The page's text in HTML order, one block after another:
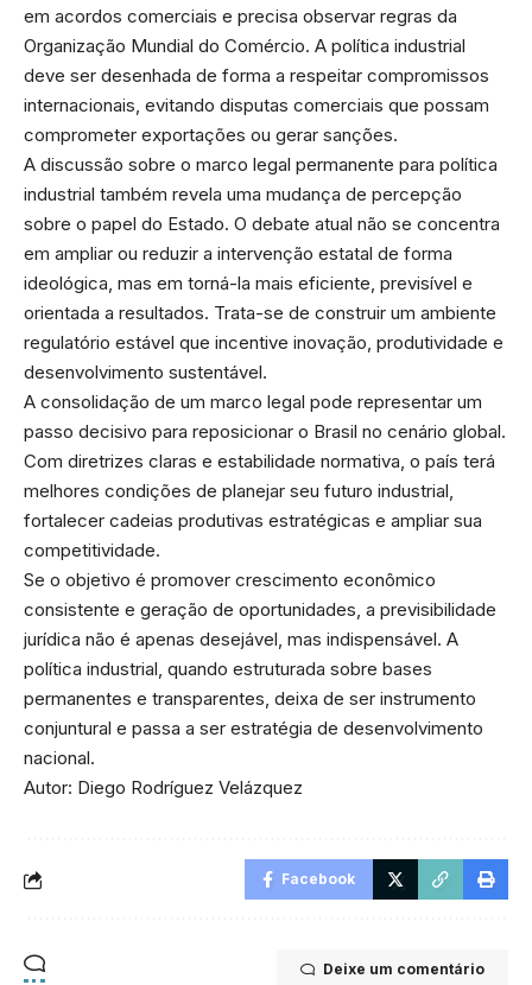
em acordos comerciais e precisa observar regras da
Organização Mundial do Comércio. A política industrial
deve ser desenhada de forma a respeitar compromissos
internacionais, evitando disputas comerciais que possam
comprometer exportações ou gerar sanções.
A discussão sobre o marco legal permanente para política
industrial também revela uma mudança de percepção
sobre o papel do Estado. O debate atual não se concentra
em ampliar ou reduzir a intervenção estatal de forma
ideológica, mas em torná-la mais eficiente, previsível e
orientada a resultados. Trata-se de construir um ambiente
regulatório estável que incentive inovação, produtividade e
desenvolvimento sustentável.
A consolidação de um marco legal pode representar um
passo decisivo para reposicionar o Brasil no cenário global.
Com diretrizes claras e estabilidade normativa, o país terá
melhores condições de planejar seu futuro industrial,
fortalecer cadeias produtivas estratégicas e ampliar sua
competitividade.
Se o objetivo é promover crescimento econômico
consistente e geração de oportunidades, a previsibilidade
jurídica não é apenas desejável, mas indispensável. A
política industrial, quando estruturada sobre bases
permanentes e transparentes, deixa de ser instrumento
conjuntural e passa a ser estratégia de desenvolvimento
nacional.
Autor: Diego Rodríguez Velázquez
Facebook
Deixe um comentário